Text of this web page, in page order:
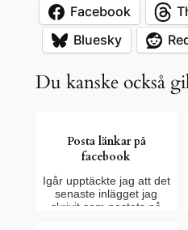
Facebook
Bluesky
Du kanske också
Posta länkar på
facebook
Igår upptäckte jag att det
senaste inlägget jag
skrivit som postats på